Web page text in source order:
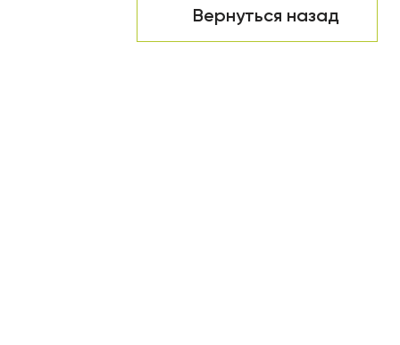
Вернуться назад